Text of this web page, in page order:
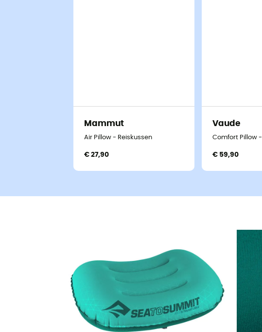
Mammut
Air Pillow - Reiskussen
€ 27,90
Vaude
Comfort Pillow
€ 59,90